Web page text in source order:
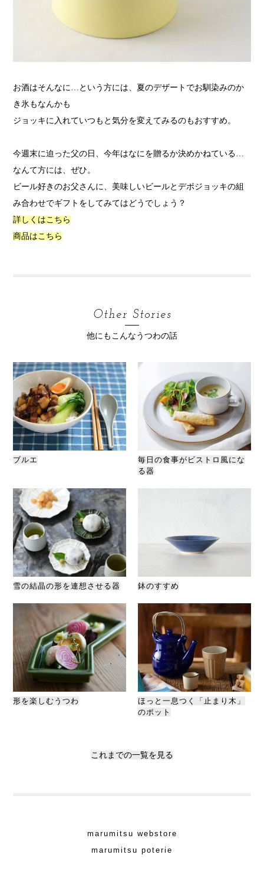
お酒はそんなに… という方には、夏のデザートでお馴染みのか
き氷もなんかも
ジョッキに入れていつもと気分を変えてみるのもおすすめ。
今週末に迫った父の日、今年はなにを贈るか決めかねている…
なんて方には、ぜひ。
ビール好きのお父さんに、美味しいビールとデポジョッキの組
み合わせでギフトをしてみてはどうでしょう？
詳しくはこちら
商品はこちら
Other Stories
他にもこんなうつわの話
ブルエ
毎日の食事がビストロ風にな
る器
雪の結晶の形を連想させる器 鉢のすすめ
形を楽しむうつわ
ほっと一息つく「止まり木」
のポット
これまでの一覧を見る
marumitsu webstore
marumitsu poterie